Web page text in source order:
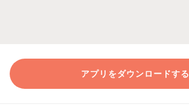
アプリをダウンロードする